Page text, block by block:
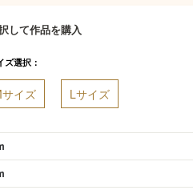
して作品を購入
ズ選択：
サイズ Lサイズ